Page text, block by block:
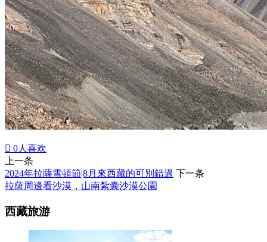
 0人喜欢
上一条
2024年拉薩雪頓節|8月來西藏的可別錯過 下一条
拉薩周邊看沙漠，山南紮囊沙漠公園
西藏旅游